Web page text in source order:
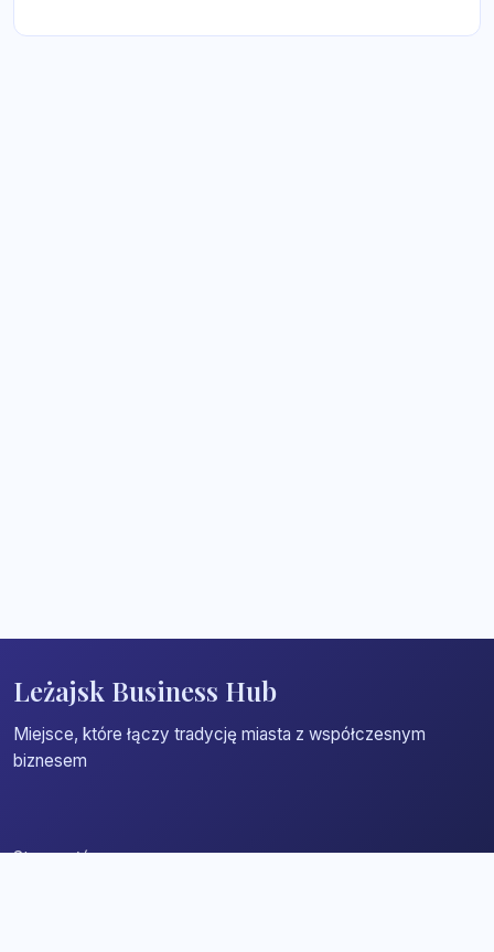
Leżajsk Business Hub
Miejsce, które łączy tradycję miasta z współczesnym
biznesem
Strona główna